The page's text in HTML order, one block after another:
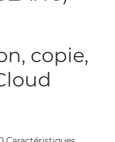
copie,